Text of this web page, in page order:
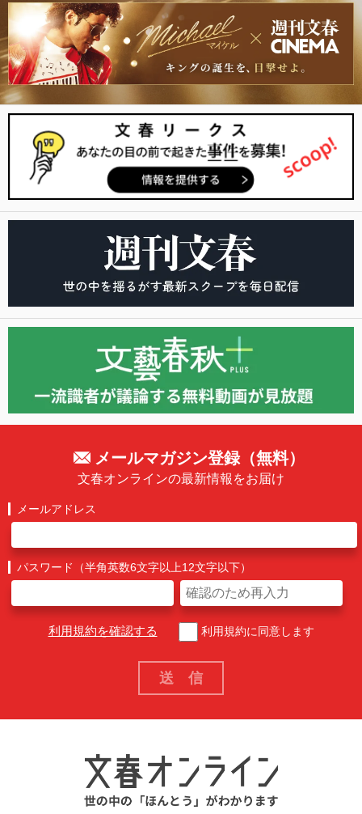
メールマガジン登録（無料）
文春オンラインの最新情報をお届け
メールアドレス
パスワード（半角英数6文字以上12文字以下）
利用規約を確認する 利用規約に同意します